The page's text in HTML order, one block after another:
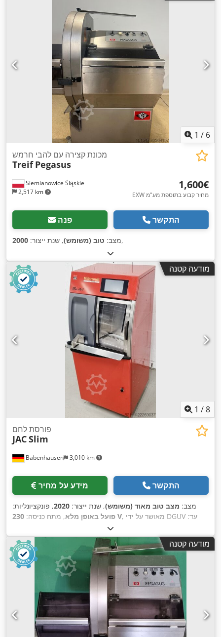
1 / 6
Siemianowice Śląskie
2,517 km
מכונת קצירה עם להבי חרמש
Treif Pegasus
‏1,600 ‏€
EXW מחיר קבוע בתוספת מע"מ
פנה התקשר
מצב: טוב (משומש), שנת ייצור: 2000 ,
מודעה קטנה
1 /8
Babenhausen 3,010 km
פורסת לחם
JACSlim
מידע על מחיר התקשר
מצב: מצב טוב מאוד (משומש), שנת ייצור: 2020, פונקציונליות:
פועל באופן מלא, מתח כניסה: 230 V
, מאושר על ידי DGUV עד:
, סוג זרם כניסה:
50 הרץ
, דרישת גובה:1,434 מ"מ , דרישת שטח אורך:714 מ"מ
,
603 מ"מ מודעה קטנה